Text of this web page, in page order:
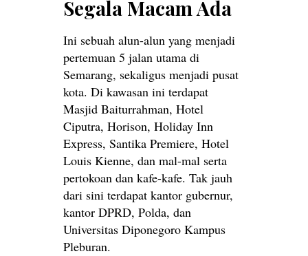
Segala Macam Ada
Ini sebuah alun-alun yang menjadi
pertemuan 5 jalan utama di
Semarang, sekaligus menjadi pusat
kota. Di kawasan ini terdapat
Masjid Baiturrahman, Hotel
Ciputra, Horison, Holiday Inn
Express, Santika Premiere, Hotel
Louis Kienne, dan mal-mal serta
pertokoan dan kafe-kafe. Tak jauh
dari sini terdapat kantor gubernur,
kantor DPRD, Polda, dan
Universitas Diponegoro Kampus
Pleburan.